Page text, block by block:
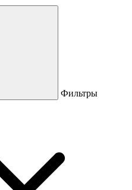
Фильтры